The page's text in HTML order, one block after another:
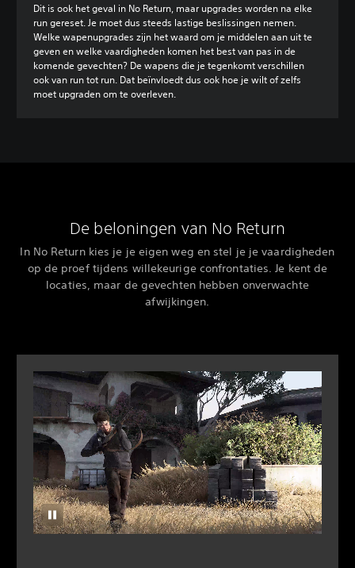
Dit is ook het geval in No Return, maar upgrades worden na elke
run gereset. Je moet dus steeds lastige beslissingen nemen.
Welke wapenupgrades zijn het waard om je middelen aan uit te
geven en welke vaardigheden komen het best van pas in de
komende gevechten? De wapens die je tegenkomt verschillen
ook van run tot run. Dat beïnvloedt dus ook hoe je wilt of zelfs
moet upgraden om te overleven.
De beloningen van No Return
In No Return kies je je eigen weg en stel je je vaardigheden
op de proef tijdens willekeurige confrontaties. Je kent de
locaties, maar de gevechten hebben onverwachte
afwijkingen.